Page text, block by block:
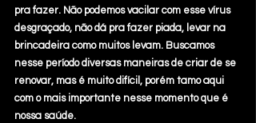
pra fazer. Não podemos vacilar com esse vírus
desgraçado, não dá pra fazer piada, levar na
brincadeira como muitos levam. Buscamos
nesse período diversas maneiras de criar de se
renovar, mas é muito difícil, porém tamo aqui
com o mais importante nesse momento que é
nossa saúde.